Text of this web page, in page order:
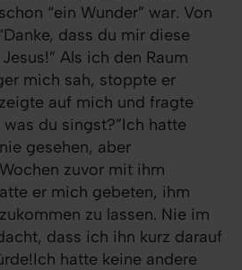
“ein Wunder” war. Von
dass du mir diese
Als ich den Raum
mich sah, stoppte er
auf mich und fragte
du singst?”Ich hatte
gesehen, aber
zuvor mit ihm
er mich gebeten, ihm
zu lassen. Nie im
dass ich ihn kurz darauf
hatte keine andere